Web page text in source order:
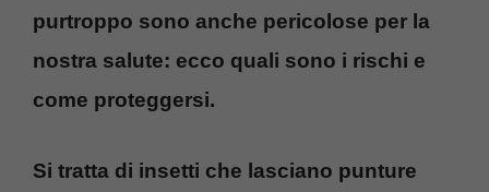
purtroppo sono anche pericolose per la
nostra salute: ecco quali sono i rischi e
come proteggersi.
Si tratta di insetti che lasciano punture